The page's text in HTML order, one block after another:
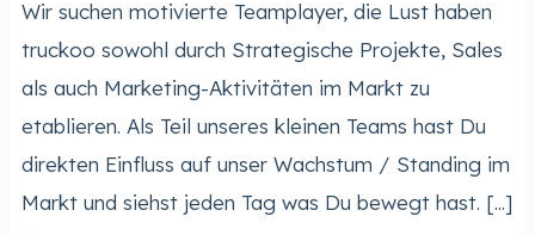
Wir suchen motivierte Teamplayer, die Lust haben
truckoo sowohl durch Strategische Projekte, Sales
als auch Marketing-Aktivitäten im Markt zu
etablieren. Als Teil unseres kleinen Teams hast Du
direkten Einfluss auf unser Wachstum / Standing im
Markt und siehst jeden Tag was Du bewegt hast. [...]